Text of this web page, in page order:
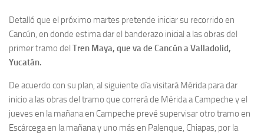
Detalló que el próximo martes pretende iniciar su recorrido en
Cancún, en donde estima dar el banderazo inicial a las obras del
primer tramo del Tren Maya, que va de Cancún a Valladolid,
Yucatán.
De acuerdo con su plan, al siguiente día visitará Mérida para dar
inicio a las obras del tramo que correrá de Mérida a Campeche y el
jueves en la mañana en Campeche prevé supervisar otro tramo en
Escárcega en la mañana y uno más en Palenque, Chiapas, por la